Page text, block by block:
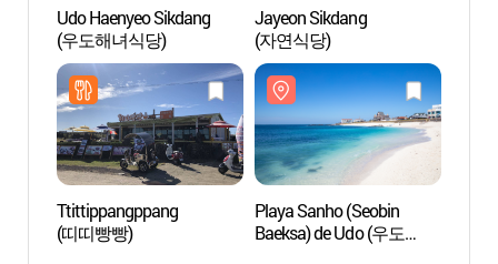
Udo Haenyeo Sikdang
(우도해녀식당)
Jayeon Sikdang
(자연식당)
Ttittippangppang
(띠띠빵빵)
Playa Sanho (Seobin
Baeksa) de Udo (우도